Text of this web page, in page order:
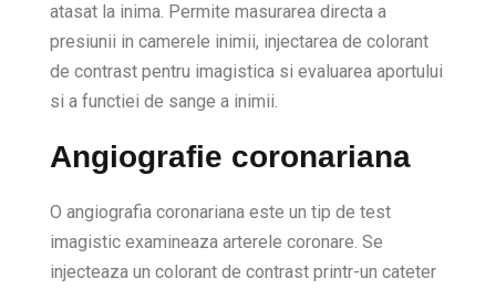
atasat la inima. Permite masurarea directa a
presiunii in camerele inimii, injectarea de colorant
de contrast pentru imagistica si evaluarea aportului
si a functiei de sange a inimii.
Angiografie coronariana
O angiografia coronariana este un tip de test
imagistic examineaza arterele coronare. Se
injecteaza un colorant de contrast printr-un cateter